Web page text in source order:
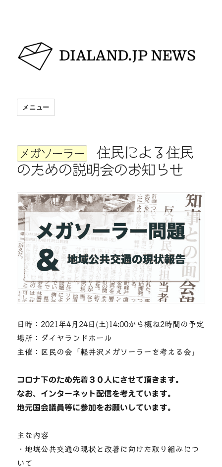
DIALAND.JP NEWS
メニュー
メガソーラー
住民による住民
のための説明会のお知らせ
日時：2021年4月24日(土)14:00から概ね2時間の予定
場所：ダイヤランドホール
主催：区民の会「軽井沢メガソーラーを考える会」
コロナ下のため先着３０人にさせて頂きます。
なお、インターネット配信を考えています。
地元国会議員等に参加をお願いしています。
主な内容
・地域公共交通の現状と改善に向けた取り組みにつ
いて